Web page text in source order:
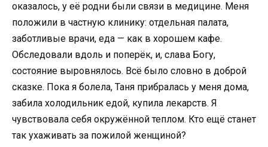
оказалось, у её родни были связи в медицине. Меня
положили в частную клинику: отдельная палата,
заботливые врачи, еда — как в хорошем кафе.
Обследовали вдоль и поперёк, и, слава Богу,
состояние выровнялось. Всё было словно в доброй
сказке. Пока я болела, Таня прибралась у меня дома,
забила холодильник едой, купила лекарств. Я
чувствовала себя окружённой теплом. Кто ещё станет
так ухаживать за пожилой женщиной?